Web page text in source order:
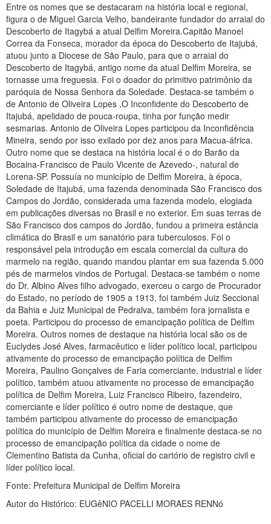
Entre os nomes que se destacaram na história local e regional,
figura o de Miguel Garcia Velho, bandeirante fundador do arraial do
Descoberto de Itagybá a atual Delfim Moreira.Capitão Manoel
Correa da Fonseca, morador da época do Descoberto de Itajubá,
atuou junto a Diocese de São Paulo, para que o arraial do
Descoberto de Itagybá, antigo nome da atual Delfim Moreira, se
tornasse uma freguesia. Foi o doador do primitivo patrimônio da
paróquia de Nossa Senhora da Soledade. Destaca-se também o
de Antonio de Oliveira Lopes ,O Inconfidente do Descoberto de
Itajubá, apelidado de pouca-roupa, tinha por função medir
sesmarias. Antonio de Oliveira Lopes participou da Inconfidência
Mineira, sendo por isso exilado por dez anos para Macua-áfrica.
Outro nome que se destaca na história local é o do Barão da
Bocaina-Francisco de Paulo Vicente de Azevedo-, natural de
Lorena-SP. Possuía no município de Delfim Moreira, à época,
Soledade de Itajubá, uma fazenda denominada São Francisco dos
Campos do Jordão, considerada uma fazenda modelo, elogiada
em publicações diversas no Brasil e no exterior. Em suas terras de
São Francisco dos campos do Jordão, fundou a primeira estância
climática do Brasil e um sanatório para tuberculosos. Foi o
responsável pela introdução em escala comercial da cultura do
marmelo na região, quando mandou plantar em sua fazenda 5.000
pés de marmelos vindos de Portugal. Destaca-se também o nome
do Dr. Albino Alves filho advogado, exerceu o cargo de Procurador
do Estado, no período de 1905 a 1913, foi também Juiz Seccional
da Bahia e Juiz Municipal de Pedralva, também fora jornalista e
poeta. Participou do processo de emancipação política de Delfim
Moreira. Outros nomes de destaque na história local são os de
Euclydes José Alves, farmacêutico e líder político local, participou
ativamente do processo de emancipação política de Delfim
Moreira, Paulino Gonçalves de Faria comerciante, industrial e líder
político, também atuou ativamente no processo de emancipação
política de Delfim Moreira, Luiz Francisco Ribeiro, fazendeiro,
comerciante e líder político é outro nome de destaque, que
também participou ativamente do processo de emancipação
política do município de Delfim Moreira e finalmente destaca-se no
processo de emancipação política da cidade o nome de
Clementino Batista da Cunha, oficial do cartório de registro civil e
líder político local.
Fonte: Prefeitura Municipal de Delfim Moreira
Autor do Histórico: EUGêNIO PACELLI MORAES RENNó